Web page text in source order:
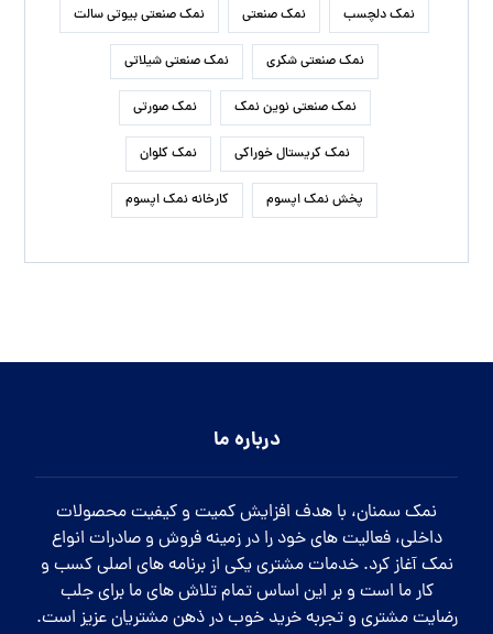
نمک دلچسب نمک صنعتی نمک صنعتی بیوتی سالت
نمک صنعتی شکری نمک صنعتی شیلاتی
نمک صنعتی نوین نمک نمک صورتی
نمک کریستال خوراکی نمک کلوان
پخش نمک اپسوم کارخانه نمک اپسوم
درباره ما
نمک سمنان، با هدف افزایش کمیت و کیفیت محصولات
داخلی، فعالیت های خود را در زمینه فروش و صادرات انواع
نمک آغاز کرد. خدمات مشتری یکی از برنامه های اصلی کسب و
کار ما است و بر این اساس تمام تلاش های ما برای جلب
رضایت مشتری و تجربه خرید خوب در ذهن مشتریان عزیز است.